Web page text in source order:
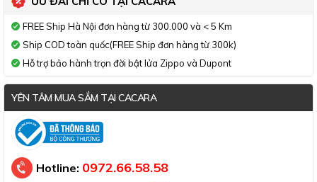
FREE Ship Hà Nội đơn hàng từ 300.000 và < 5 Km
Ship COD toàn quốc(FREE Ship đơn hàng từ 300k)
Hỗ trợ bảo hành trọn đời bật lửa Zippo và Dupont
YÊN TÂM MUA SẮM TẠI CACARA
Đã thông báo Bộ Công Thương
Hotline: 0972.66.58.58